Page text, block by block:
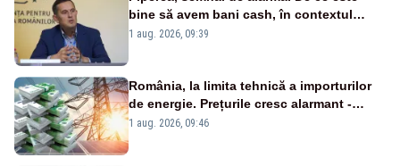
bine să avem bani cash, în contextul
alertei energetice?
1 aug. 2026, 09:39
România, la limita tehnică a importurilor
de energie. Prețurile cresc alarmant -
Analiză Realitatea Plus
1 aug. 2026, 09:46